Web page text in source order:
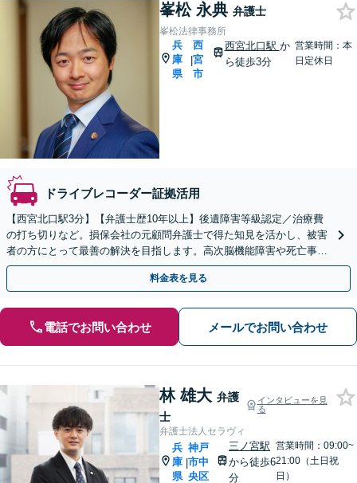
峯松 永典 弁護士
峯松法律事務所
兵
庫
県
|
西
宮
市
西宮北口駅 か
ら徒歩3分
営業時間：本
日定休日
ドライブレコーダー証拠活用
【西宮北口駅3分】【弁護士歴10年以上】後遺障害等級認定／治療費
の打ち切りなど。損保会社の元顧問弁護士で得た知見を活かし、被害
者の方にとって最善の解決を目指します。高次脳機能障害や死亡事件
など難しい案件の対応も可能です。【初回相談無料】
料金表を見る
電話でお問い合わせ メールでお問い合わせ
林 雄大 弁護
士
インタビューを見
る
弁護士法人セラヴィ
兵
庫
県
|
神戸
市中
央区
三ノ宮駅
から徒歩6
分
営業時間：09:00~
21:00（土日祝
日）